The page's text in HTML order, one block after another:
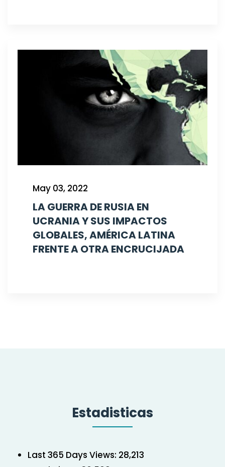
May 03, 2022
LA GUERRA DE RUSIA EN
UCRANIA Y SUS IMPACTOS
GLOBALES, AMÉRICA LATINA
FRENTE A OTRA ENCRUCIJADA
Estadisticas
Last 365 Days Views: 28,213